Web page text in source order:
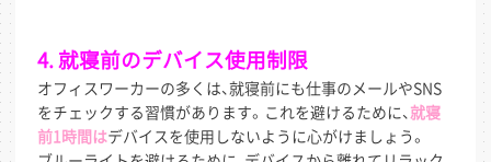
4. 就寝前のデバイス使用制限
オフィスワーカーの多くは、就寝前にも仕事のメールやSNS
をチェックする習慣があります。これを避けるために、 就寝
前1時間はデバイスを使用しないように心がけましょう。